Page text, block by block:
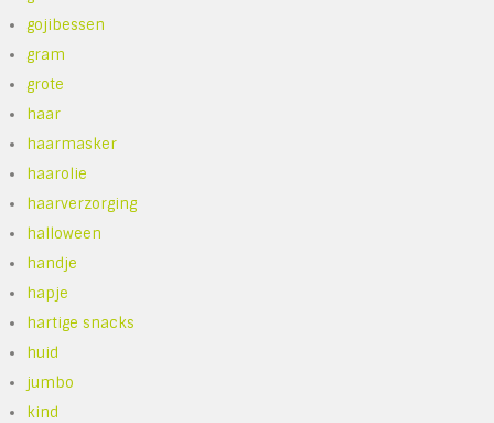
gojibessen
gram
grote
haar
haarmasker
haarolie
haarverzorging
halloween
handje
hapje
hartige snacks
huid
jumbo
kind